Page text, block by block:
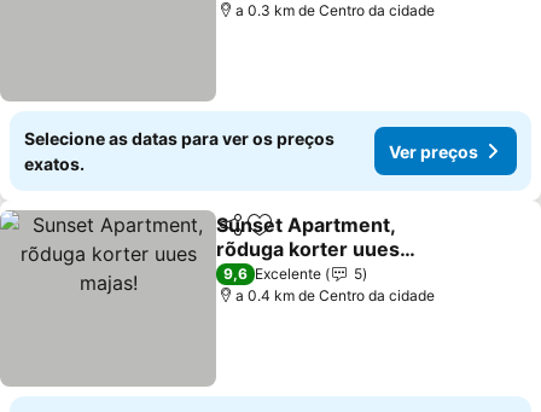
a 0.3 km de Centro da cidade
Selecione as datas para ver os preços
exatos.
Ver preços
PartilharAdicionar aos favoritos
Sunset Apartment,
rõduga korter uues
majas!
9,6 Excelente
5
a 0.4 km de Centro da cidade